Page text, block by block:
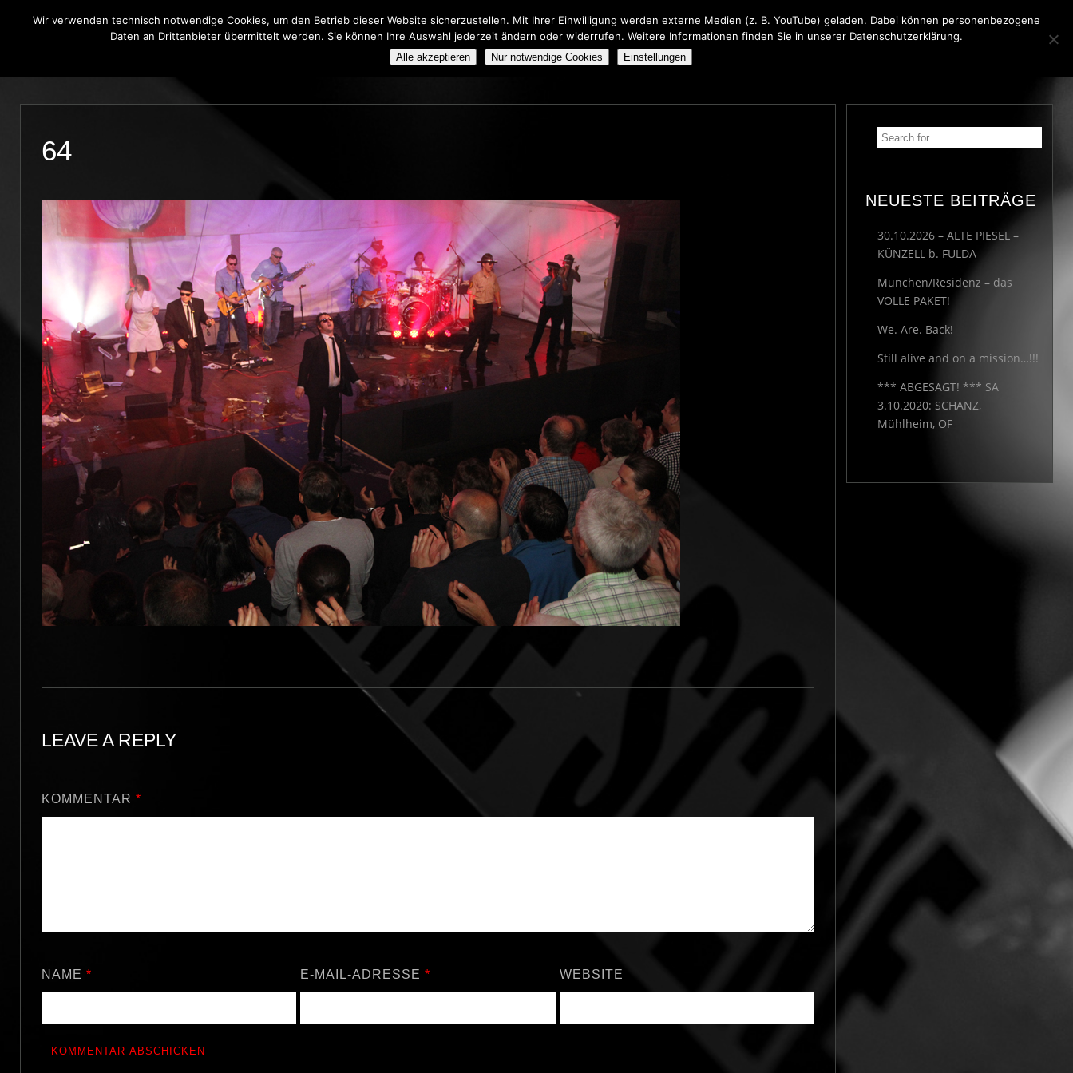
THE BLUE ONIONS BLUES BROTHERS TRIBUTE SHOW IMPRESSUM
64
LEAVE A REPLY
KOMMENTAR *
NAME * E-MAIL-ADRESSE* WEBSITE
NEUESTE BEITRÄGE
30.10.2026 – ALTE PIESEL –
KÜNZELL b. FULDA
München/Residenz – das
VOLLE PAKET!
We. Are. Back!
Still alive and on a mission…!!!
*** ABGESAGT! *** SA
3.10.2020: SCHANZ,
Mühlheim, OF
Wir verwenden technisch notwendige Cookies, um den Betrieb dieser Website sicherzustellen. Mit Ihrer Einwilligung werden externe Medien (z. B. YouTube) geladen. Dabei können personenbezogene
Daten an Drittanbieter übermittelt werden. Sie können Ihre Auswahl jederzeit ändern oder widerrufen. Weitere Informationen finden Sie in unserer Datenschutzerklärung.
Alle akzeptieren Nur notwendige Cookies Einstellungen